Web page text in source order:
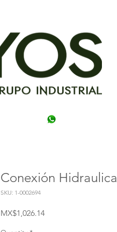
Conexión Hidraulica
SKU: 1-0002694
MX$1,026.14Price